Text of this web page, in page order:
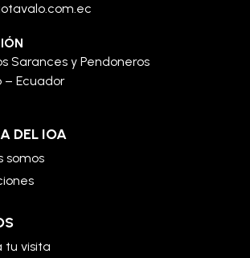
Sarances y Pendoneros
– Ecuador
DEL IOA
somos
tu visita